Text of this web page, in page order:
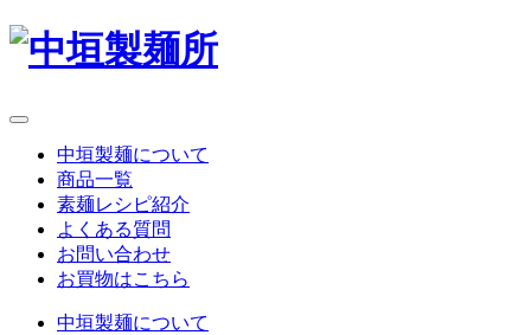
中垣製麺について
商品一覧
素麺レシピ紹介
よくある質問
お問い合わせ
お買物はこちら
中垣製麺について